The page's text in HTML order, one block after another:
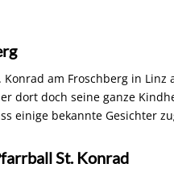
am Froschberg in
dort doch seine ganze
einige bekannte Gesichter
St. Konrad